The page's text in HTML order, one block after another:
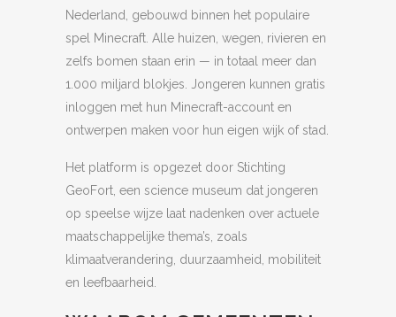
Nederland, gebouwd binnen het populaire
spel Minecraft. Alle huizen, wegen, rivieren en
zelfs bomen staan erin — in totaal meer dan
1.000 miljard blokjes. Jongeren kunnen gratis
inloggen met hun Minecraft-account en
ontwerpen maken voor hun eigen wijk of stad.
Het platform is opgezet door Stichting
GeoFort, een science museum dat jongeren
op speelse wijze laat nadenken over actuele
maatschappelijke thema’s, zoals
klimaatverandering, duurzaamheid, mobiliteit
en leefbaarheid.